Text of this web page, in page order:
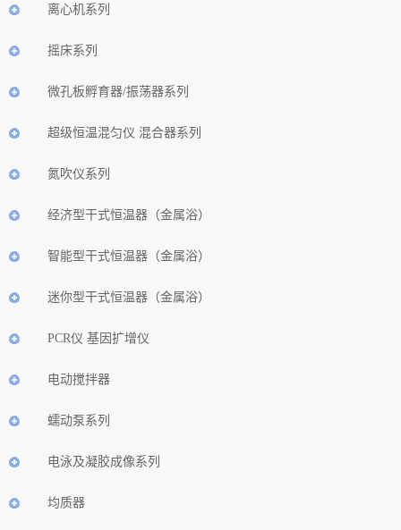
离心机系列
摇床系列
微孔板孵育器/振荡器系列
超级恒温混匀仪 混合器系列
氮吹仪系列
经济型干式恒温器（金属浴）
智能型干式恒温器（金属浴）
迷你型干式恒温器（金属浴）
PCR仪 基因扩增仪
电动搅拌器
蠕动泵系列
电泳及凝胶成像系列
均质器